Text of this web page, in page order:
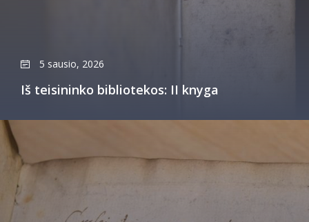
5 sausio, 2026
Iš teisininko bibliotekos: II knyga